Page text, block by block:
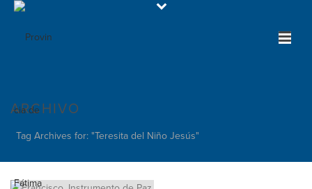
ARCHIVO
Tag Archives for: "Teresita del Niño Jesús"